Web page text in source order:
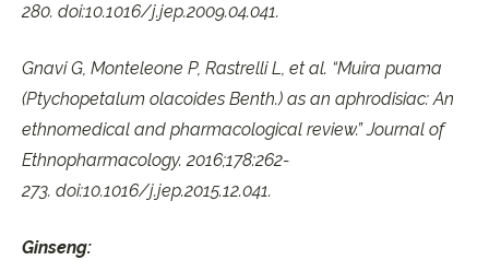
280. doi:10.1016/j.jep.2009.04.041.
Gnavi G, Monteleone P, Rastrelli L, et al. “Muira puama
(Ptychopetalum olacoides Benth.) as an aphrodisiac: An
ethnomedical and pharmacological review.” Journal of
Ethnopharmacology. 2016;178:262-
273. doi:10.1016/j.jep.2015.12.041.
Ginseng: